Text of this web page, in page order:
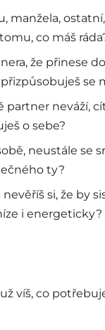
manžela,
co máš
že přinese
se
partner neváží,
o sebe?
neustále se
ty?
si, že by
i energeticky?
víš, co